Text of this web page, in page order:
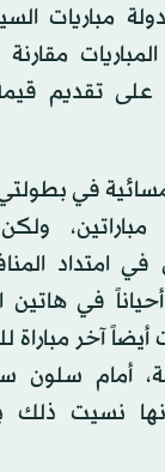
مباريات
مقارنة
تقديم
في بطولتي
مباراتين،
في امتداد
في هاتين
آخر
نسيت